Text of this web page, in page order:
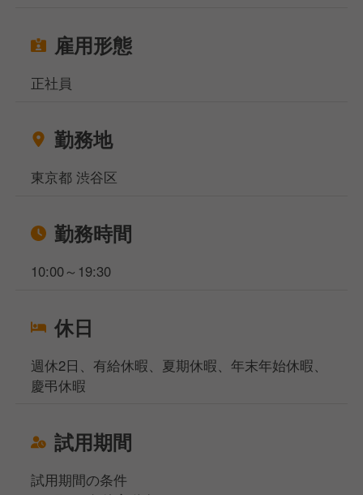
にも関わることができます。
暇・夏季休暇なども完備されており、プライベートも
転勤のない安定した生活を送ることができます。
雇用形態
正社員
勤務地
東京都 渋谷区
勤務時間
10:00～19:30
休日
週休2日、有給休暇、夏期休暇、年末年始休暇、
慶弔休暇
試用期間
試用期間の条件